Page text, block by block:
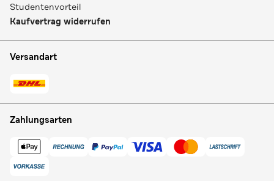
Studentenvorteil
Kaufvertrag widerrufen
Versandart
Zahlungsarten